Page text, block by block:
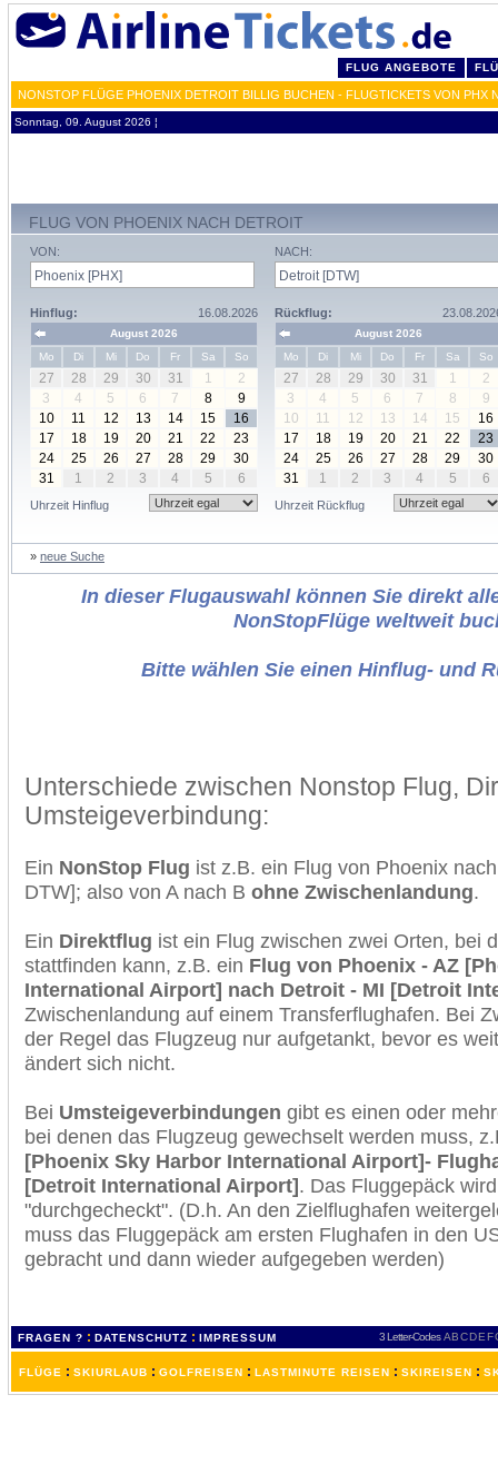
FLUG ANGEBOTE
NONSTOP FLÜGE PHOENIX DETROIT BILLIG BUCHEN - FLUGTICKETS VON PHX
Sonntag, 09. August 2026 ¦
FLUG VON PHOENIX NACH DETROIT
VON:
Hinflug: 16.08.2026
August 2026
Mo
Di Mi Do Fr Sa So
27 28 29 30 31 1
2
3
4 5 6 7 8
9
10
11 12 13 14 15
16
17
18 19 20 21 22
23
24
25 26 27 28 29
30
31
1 2 3 4 5 6
Uhrzeit Hinflug
NACH:
Rückflug:
August 2026
Mo
Di Mi Do Fr Sa So
27 28 29 30 31 1
2
3
4 5 6 7 8
9
10
11 12 13 14 15
16
17
18 19 20 21 22
23
24
25 26 27 28 29
30
31
1 2 3 4 5 6
Uhrzeit Rückflug
» neue Suche
In dieser Flugauswahl können Sie direkt
NonStopFlüge weltweit
Bitte wählen Sie einen Hinflug- und
Unterschiede zwischen Nonstop Flug,
Umsteigeverbindung:
Ein NonStop Flug ist z.B. ein Flug von Phoenix
DTW]; also von A nach B ohne Zwischenlandung.
Ein Direktflug ist ein Flug zwischen zwei Orten, bei
stattfinden kann, z.B. ein Flug von Phoenix - AZ
International Airport] nach Detroit - MI [Detroit
Zwischenlandung auf einem Transferflughafen. Bei
der Regel das Flugzeug nur aufgetankt, bevor es
ändert sich nicht.
Bei Umsteigeverbindungen gibt es einen oder
bei denen das Flugzeug gewechselt werden muss,
[Phoenix Sky Harbor International Airport]-
[Detroit International Airport]. Das Fluggepäck
"durchgecheckt". (D.h. An den Zielflughafen
muss das Fluggepäck am ersten Flughafen in den
gebracht und dann wieder aufgegeben werden)
FRAGEN ? : DATENSCHUTZ : IMPRESSUM 3 Letter-Codes ABCDEF
FLÜGE : SKIURLAUB : GOLFREISEN : LASTMINUTE REISEN : SKIREISEN :